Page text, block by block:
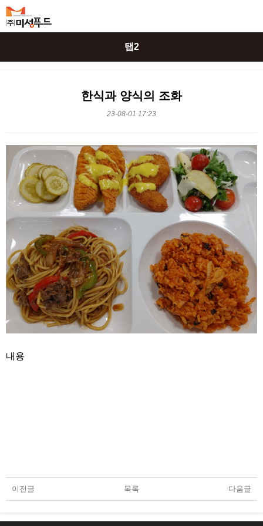
탭2
한식과 양식의 조화
23-08-01 17:23
본문
내용
이전글 다음글
목록